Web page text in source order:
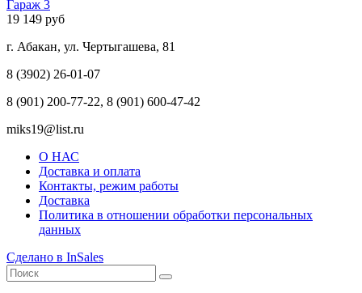
Гараж 3
19 149 руб
г. Абакан, ул. Чертыгашева, 81
8 (3902) 26-01-07
8 (901) 200-77-22, 8 (901) 600-47-42
miks19@list.ru
О НАС
Доставка и оплата
Контакты, режим работы
Доставка
Политика в отношении обработки персональных
данных
Сделано в InSales